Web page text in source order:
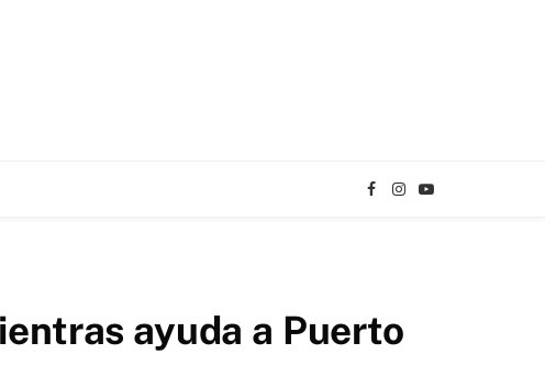
Facebook
Instagram
YouTube
ayuda a Puerto